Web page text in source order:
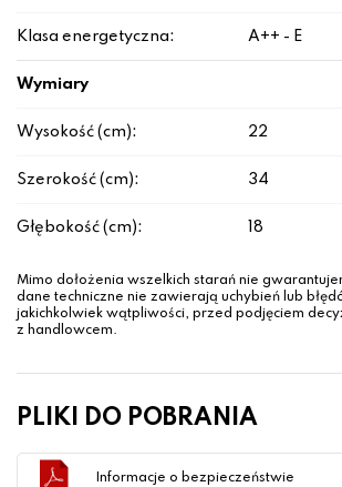
Klasa energetyczna: A++ - E
Wymiary
Wysokość (cm): 22
Szerokość (cm): 34
Głębokość (cm): 18
Mimo dołożenia wszelkich starań nie
dane techniczne nie zawierają uchybień lub
jakichkolwiek wątpliwości, przed podjęciem
z handlowcem.
PLIKI DO POBRANIA
Informacje o bezpieczeństwie